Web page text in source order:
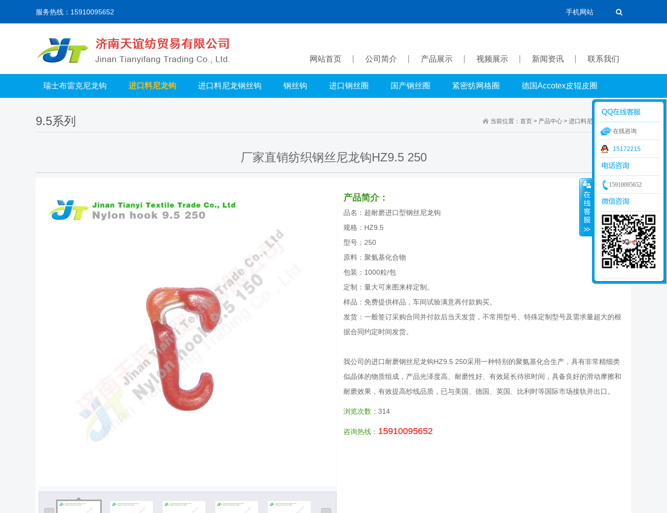
服务热线：15910095652 手机网站
网站首页 公司简介 产品展示 视频展示 新闻资讯 联系我们
瑞士布雷克尼龙钩 进口料尼龙钩 进口料尼龙钢丝钩 钢丝钩 进口钢丝圈 国产钢丝圈 紧密纺网格圈 德国Accotex皮辊皮圈
当前位置： 首页 > 产品中心 > 进口料尼龙钩>9.5系列
9.5系列
厂家直销纺织钢丝尼龙钩HZ9.5 250
产品简介：
品名：超耐磨进口型钢丝尼龙钩
规格：HZ9.5
型号：250
原料：聚氨基化合物
包装：1000粒/包
定制：量大可来图来样定制。
样品：免费提供样品，车间试验满意再付款购买。
发货：一般签订采购合同并付款后当天发货，不常用型号、特殊定制型号及需求量超大的根
据合同约定时间发货。
我公司的进口耐磨钢丝尼龙钩HZ9.5 250采用一种特别的聚氨基化合生产，具有非常精细类
似晶体的物质组成，产品光泽度高、耐磨性好、有效延长待班时间，具备良好的滑动摩擦和
耐磨效果，有效提高纱线品质，已与美国、德国、英国、比利时等国际市场接轨并出口。
浏览次数： 314
咨询热线： 15910095652
在线咨询
15172215
15910095652